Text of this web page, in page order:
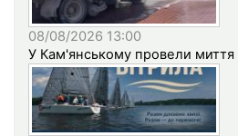
08/08/2026 13:00
У Кам'янському провели миття